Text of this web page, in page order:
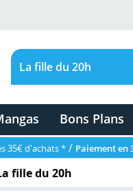
Bons Plans
35€ d'achats * / Paiement en
fille du 20h